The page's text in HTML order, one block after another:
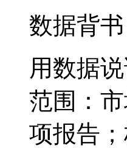
数据背书
用数据
范围：
项报告